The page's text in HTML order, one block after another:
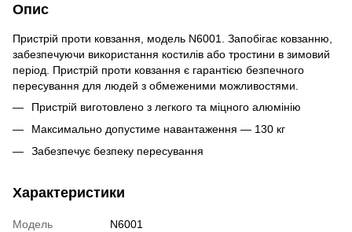
Опис
Пристрій проти ковзання, модель N6001. Запобігає ковзанню,
забезпечуючи використання костилів або тростини в зимовий
період. Пристрій проти ковзання є гарантією безпечного
пересування для людей з обмеженими можливостями.
Пристрій виготовлено з легкого та міцного алюмінію
Максимально допустиме навантаження — 130 кг
Забезпечує безпеку пересування
Характеристики
Модель
N6001